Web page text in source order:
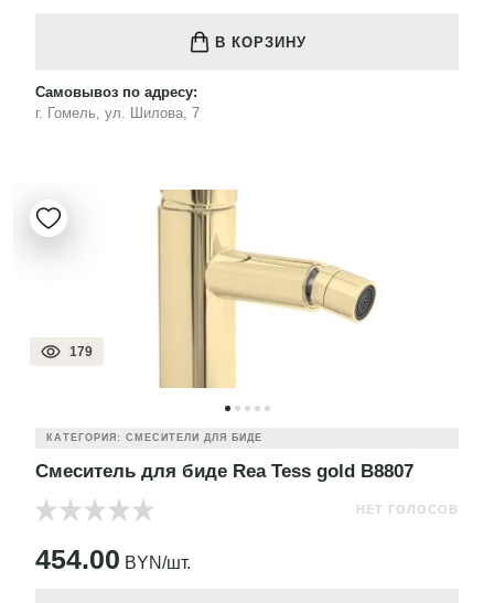
В КОРЗИНУ
Самовывоз по адресу:
г. Гомель, ул. Шилова, 7
179
КАТЕГОРИЯ: СМЕСИТЕЛИ ДЛЯ БИДЕ
Смеситель для биде Rea Tess gold B8807
НЕТ ГОЛОСОВ
454.00 BYN/шт.